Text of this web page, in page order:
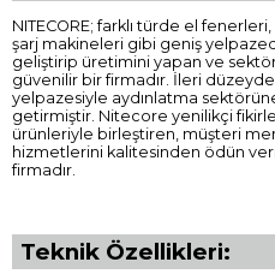
NITECORE; farklı türde el
şarj makineleri gibi geniş
geliştirip üretimini yapan ve
güvenilir bir firmadır. İleri
yelpazesiyle aydınlatma
getirmiştir. Nitecore yenilikçi
ürünleriyle birleştiren, müşteri
hizmetlerini kalitesinden ödün
firmadır.
Teknik Özellikleri: